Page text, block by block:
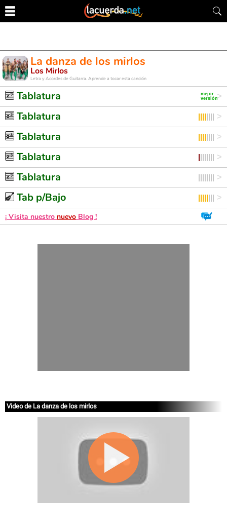
La danza de los mirlos
Los Mirlos
Letra y Acordes de Guitarra. Aprende a tocar esta canción
Tablatura
Tablatura
Tablatura
Tablatura
Tablatura
Tab p/Bajo
¡ Visita nuestro nuevo Blog !
Video de La danza de los mirlos